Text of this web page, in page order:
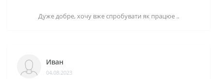
Дуже добре, хочу вже спробувати як працюе ..
Иван
04.08.2023